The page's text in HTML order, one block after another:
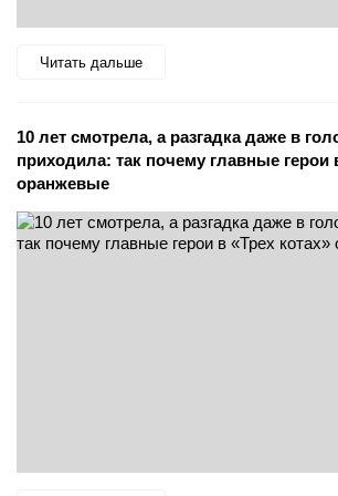
Читать дальше
10 лет смотрела, а разгадка даже в
приходила: так почему главные герои
оранжевые